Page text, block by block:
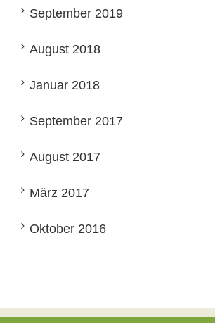
September 2019
August 2018
Januar 2018
September 2017
August 2017
März 2017
Oktober 2016